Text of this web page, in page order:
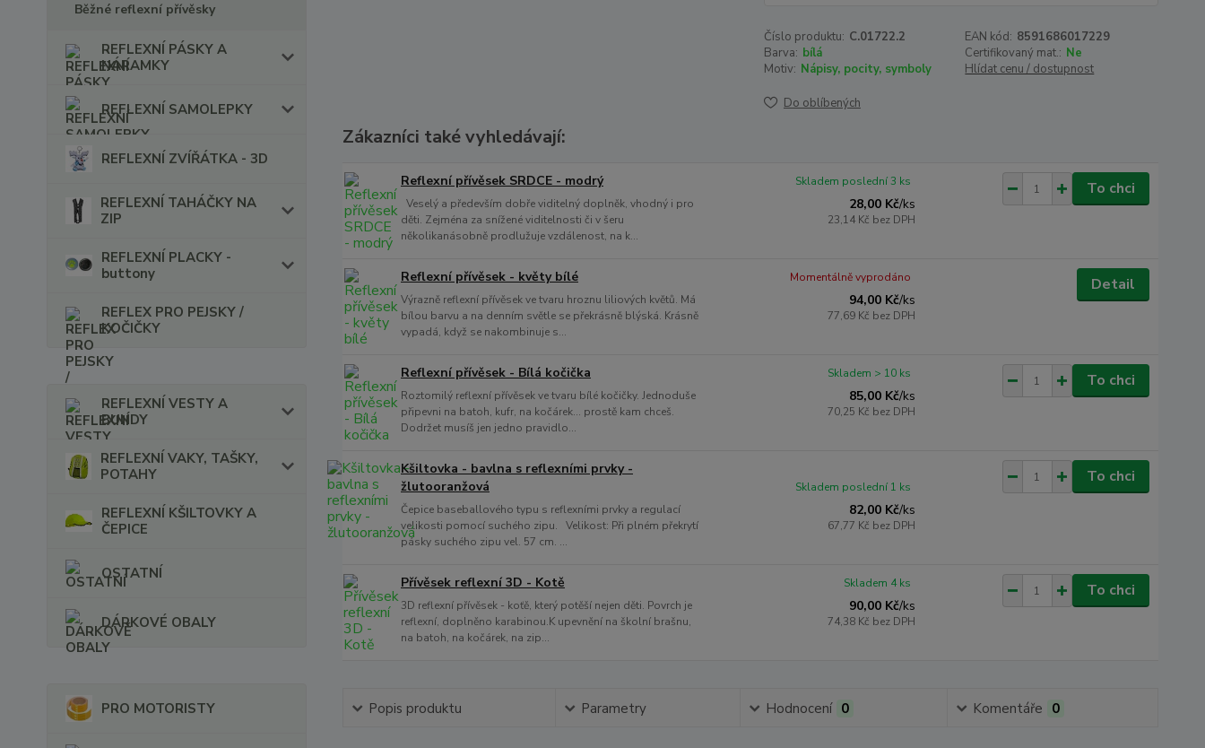
Běžné reflexní přívěsky
REFLEXNÍ PÁSKY A
NÁRAMKY
REFLEXNÍ SAMOLEPKY
REFLEXNÍ ZVÍŘÁTKA - 3D
REFLEXNÍ TAHÁČKY NA
ZIP
REFLEXNÍ PLACKY -
buttony
REFLEX PRO PEJSKY /
KOČIČKY
REFLEXNÍ VESTY A
BUNDY
REFLEXNÍ VAKY, TAŠKY,
POTAHY
REFLEXNÍ KŠILTOVKY A
ČEPICE
OSTATNÍ
DÁRKOVÉ OBALY
PRO MOTORISTY
Číslo produktu: C.01722.2 EAN kód: 8591686017229
Barva: bílá Certifikovaný mat.: Ne
Motiv: Nápisy, pocity, symboly Hlídat cenu / dostupnost
Do oblíbených
Zákazníci také vyhledávají:
Reflexní přívěsek SRDCE - modrý
Veselý a především dobře viditelný doplněk, vhodný i pro
děti. Zejména za snížené viditelnosti či v šeru
několikanásobně prodlužuje vzdálenost, na k...
28,00 Kč/ks
23,14 Kč bez DPH
Skladem poslední 3 ks To chci
Reflexní přívěsek - květy bílé
Výrazně reflexní přívěsek ve tvaru hroznu liliových květů. Má
bílou barvu a na denním světle se překrásně blýská. Krásně
vypadá, když se nakombinuje s...
94,00 Kč/ks
77,69 Kč bez DPH
Momentálně vyprodáno Detail
Reflexní přívěsek - Bílá kočička
Roztomilý reflexní přívěsek ve tvaru bílé kočičky. Jednoduše
připevni na batoh, kufr, na kočárek... prostě kam chceš.
Dodržet musíš jen jedno pravidlo...
85,00 Kč/ks
70,25 Kč bez DPH
Skladem > 10 ks To chci
Kšiltovka - bavlna s reflexními prvky -
žlutooranžová
Čepice baseballového typu s reflexními prvky a regulací
velikosti pomocí suchého zipu. Velikost: Při plném překrytí
pásky suchého zipu vel. 57 cm. ...
82,00 Kč/ks
67,77 Kč bez DPH
Skladem poslední 1 ks
To chci
Přívěsek reflexní 3D - Kotě
3D reflexní přívěsek - koťě, který potěší nejen děti. Povrch je
reflexní, doplněno karabinou.K upevnění na školní brašnu,
na batoh, na kočárek, na zip...
90,00 Kč/ks
74,38 Kč bez DPH
Skladem 4 ks To chci
Popis produktu Parametry Hodnocení 0 Komentáře 0